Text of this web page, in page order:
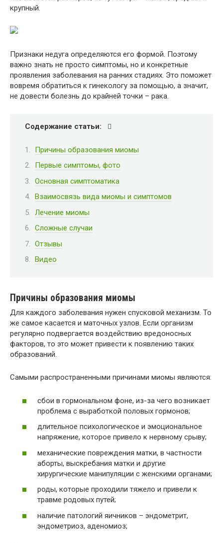
крупный.
Признаки недуга определяются его формой. Поэтому
важно знать не просто симптомы, но и конкретные
проявления заболевания на ранних стадиях. Это поможет
вовремя обратиться к гинекологу за помощью, а значит,
не довести болезнь до крайней точки – рака.
Содержание статьи:
Причины образования миомы
Первые симптомы, фото
Основная симптоматика
Взаимосвязь вида миомы и симптомов
Лечение миомы
Сложные случаи
Отзывы
Видео
Причины образования миомы
Для каждого заболевания нужен спусковой механизм. То
же самое касается и маточных узлов. Если организм
регулярно подвергается воздействию вредоносных
факторов, то это может привести к появлению таких
образований.
Самыми распространенными причинами миомы являются:
сбои в гормональном фоне, из-за чего возникает
проблема с выработкой половых гормонов;
длительное психологическое и эмоциональное
напряжение, которое привело к нервному срыву;
механические повреждения матки, в частности
аборты, выскребания матки и другие
хирургические манипуляции с женскими органами;
роды, которые проходили тяжело и привели к
травме родовых путей;
наличие патологий яичников – эндометрит,
эндометриоз, аденомиоз;